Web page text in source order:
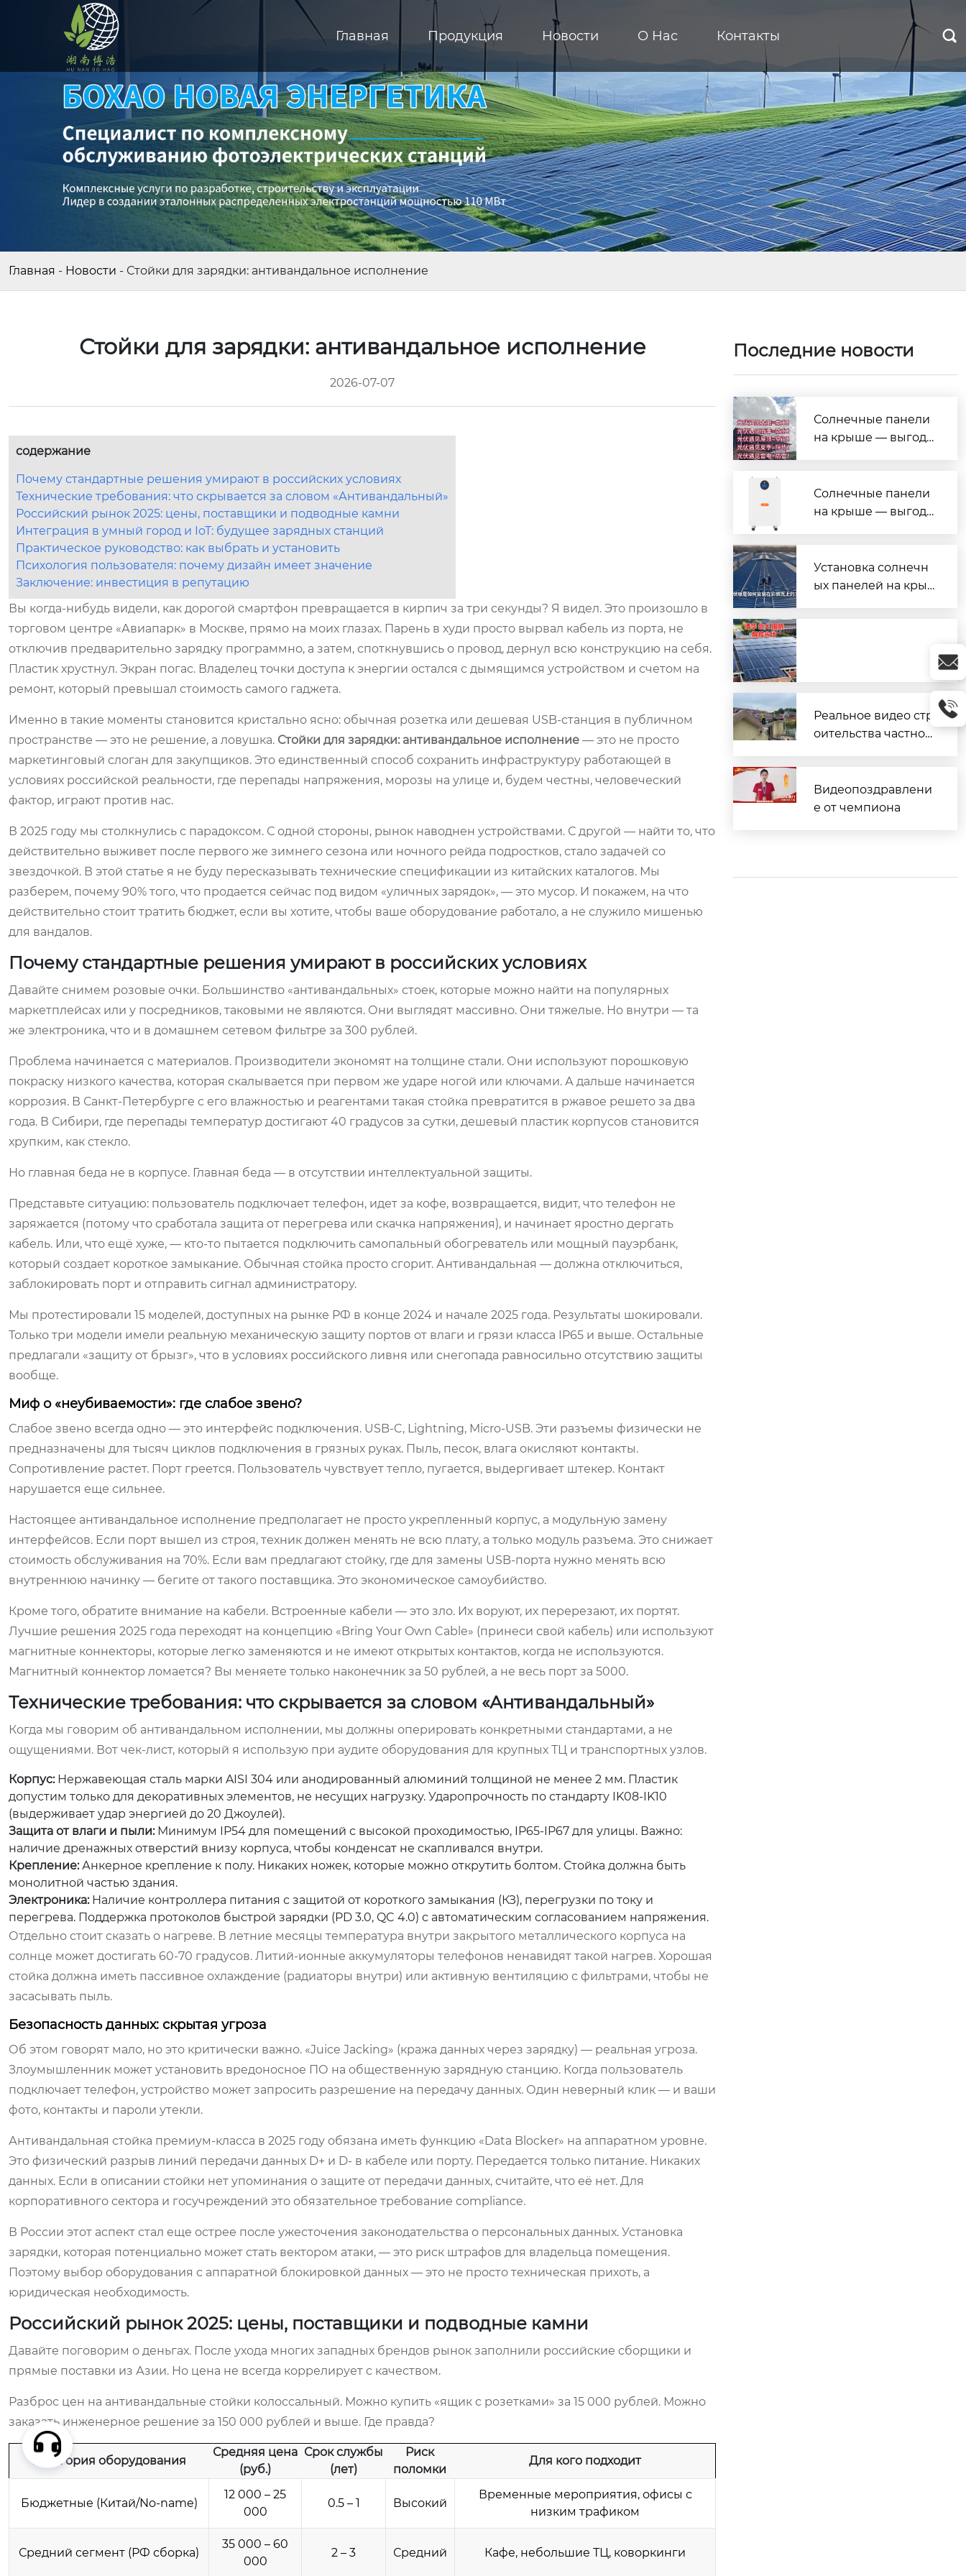
Главная Продукция Новости О Нас Контакты 
Главная - Новости - Стойки для зарядки: антивандальное исполнение
Стойки для зарядки: антивандальное исполнение
2026-07-07
содержание
Почему стандартные решения умирают в российских условиях
Технические требования: что скрывается за словом «Антивандальный»
Российский рынок 2025: цены, поставщики и подводные камни
Интеграция в умный город и IoT: будущее зарядных станций
Практическое руководство: как выбрать и установить
Психология пользователя: почему дизайн имеет значение
Заключение: инвестиция в репутацию
Вы когда-нибудь видели, как дорогой смартфон превращается в кирпич за три секунды? Я видел. Это произошло в
торговом центре «Авиапарк» в Москве, прямо на моих глазах. Парень в худи просто вырвал кабель из порта, не
отключив предварительно зарядку программно, а затем, споткнувшись о провод, дернул всю конструкцию на себя.
Пластик хрустнул. Экран погас. Владелец точки доступа к энергии остался с дымящимся устройством и счетом на
ремонт, который превышал стоимость самого гаджета.
Именно в такие моменты становится кристально ясно: обычная розетка или дешевая USB-станция в публичном
пространстве — это не решение, а ловушка. Стойки для зарядки: антивандальное исполнение — это не просто
маркетинговый слоган для закупщиков. Это единственный способ сохранить инфраструктуру работающей в
условиях российской реальности, где перепады напряжения, морозы на улице и, будем честны, человеческий
фактор, играют против нас.
В 2025 году мы столкнулись с парадоксом. С одной стороны, рынок наводнен устройствами. С другой — найти то, что
действительно выживет после первого же зимнего сезона или ночного рейда подростков, стало задачей со
звездочкой. В этой статье я не буду пересказывать технические спецификации из китайских каталогов. Мы
разберем, почему 90% того, что продается сейчас под видом «уличных зарядок», — это мусор. И покажем, на что
действительно стоит тратить бюджет, если вы хотите, чтобы ваше оборудование работало, а не служило мишенью
для вандалов.
Почему стандартные решения умирают в российских условиях
Давайте снимем розовые очки. Большинство «антивандальных» стоек, которые можно найти на популярных
маркетплейсах или у посредников, таковыми не являются. Они выглядят массивно. Они тяжелые. Но внутри — та
же электроника, что и в домашнем сетевом фильтре за 300 рублей.
Проблема начинается с материалов. Производители экономят на толщине стали. Они используют порошковую
покраску низкого качества, которая скалывается при первом же ударе ногой или ключами. А дальше начинается
коррозия. В Санкт-Петербурге с его влажностью и реагентами такая стойка превратится в ржавое решето за два
года. В Сибири, где перепады температур достигают 40 градусов за сутки, дешевый пластик корпусов становится
хрупким, как стекло.
Но главная беда не в корпусе. Главная беда — в отсутствии интеллектуальной защиты.
Представьте ситуацию: пользователь подключает телефон, идет за кофе, возвращается, видит, что телефон не
заряжается (потому что сработала защита от перегрева или скачка напряжения), и начинает яростно дергать
кабель. Или, что ещё хуже, — кто-то пытается подключить самопальный обогреватель или мощный пауэрбанк,
который создает короткое замыкание. Обычная стойка просто сгорит. Антивандальная — должна отключиться,
заблокировать порт и отправить сигнал администратору.
Мы протестировали 15 моделей, доступных на рынке РФ в конце 2024 и начале 2025 года. Результаты шокировали.
Только три модели имели реальную механическую защиту портов от влаги и грязи класса IP65 и выше. Остальные
предлагали «защиту от брызг», что в условиях российского ливня или снегопада равносильно отсутствию защиты
вообще.
Миф о «неубиваемости»: где слабое звено?
Слабое звено всегда одно — это интерфейс подключения. USB-C, Lightning, Micro-USB. Эти разъемы физически не
предназначены для тысяч циклов подключения в грязных руках. Пыль, песок, влага окисляют контакты.
Сопротивление растет. Порт греется. Пользователь чувствует тепло, пугается, выдергивает штекер. Контакт
нарушается еще сильнее.
Настоящее антивандальное исполнение предполагает не просто укрепленный корпус, а модульную замену
интерфейсов. Если порт вышел из строя, техник должен менять не всю плату, а только модуль разъема. Это снижает
стоимость обслуживания на 70%. Если вам предлагают стойку, где для замены USB-порта нужно менять всю
внутреннюю начинку — бегите от такого поставщика. Это экономическое самоубийство.
Кроме того, обратите внимание на кабели. Встроенные кабели — это зло. Их воруют, их перерезают, их портят.
Лучшие решения 2025 года переходят на концепцию «Bring Your Own Cable» (принеси свой кабель) или используют
магнитные коннекторы, которые легко заменяются и не имеют открытых контактов, когда не используются.
Магнитный коннектор ломается? Вы меняете только наконечник за 50 рублей, а не весь порт за 5000.
Технические требования: что скрывается за словом «Антивандальный»
Когда мы говорим об антивандальном исполнении, мы должны оперировать конкретными стандартами, а не
ощущениями. Вот чек-лист, который я использую при аудите оборудования для крупных ТЦ и транспортных узлов.
Корпус:Нержавеющая сталь марки AISI 304 или анодированный алюминий толщиной не менее 2 мм. Пластик
допустим только для декоративных элементов, не несущих нагрузку. Ударопрочность по стандарту IK08-IK10
(выдерживает удар энергией до 20 Джоулей).
Защита от влаги и пыли:Минимум IP54 для помещений с высокой проходимостью, IP65-IP67 для улицы. Важно:
наличие дренажных отверстий внизу корпуса, чтобы конденсат не скапливался внутри.
Крепление:Анкерное крепление к полу. Никаких ножек, которые можно открутить болтом. Стойка должна быть
монолитной частью здания.
Электроника:Наличие контроллера питания с защитой от короткого замыкания (КЗ), перегрузки по току и
перегрева. Поддержка протоколов быстрой зарядки (PD 3.0, QC 4.0) с автоматическим согласованием напряжения.
Отдельно стоит сказать о нагреве. В летние месяцы температура внутри закрытого металлического корпуса на
солнце может достигать 60-70 градусов. Литий-ионные аккумуляторы телефонов ненавидят такой нагрев. Хорошая
стойка должна иметь пассивное охлаждение (радиаторы внутри) или активную вентиляцию с фильтрами, чтобы не
засасывать пыль.
Безопасность данных: скрытая угроза
Об этом говорят мало, но это критически важно. «Juice Jacking» (кража данных через зарядку) — реальная угроза.
Злоумышленник может установить вредоносное ПО на общественную зарядную станцию. Когда пользователь
подключает телефон, устройство может запросить разрешение на передачу данных. Один неверный клик — и ваши
фото, контакты и пароли утекли.
Антивандальная стойка премиум-класса в 2025 году обязана иметь функцию «Data Blocker» на аппаратном уровне.
Это физический разрыв линий передачи данных D+ и D- в кабеле или порту. Передается только питание. Никаких
данных. Если в описании стойки нет упоминания о защите от передачи данных, считайте, что её нет. Для
корпоративного сектора и госучреждений это обязательное требование compliance.
В России этот аспект стал еще острее после ужесточения законодательства о персональных данных. Установка
зарядки, которая потенциально может стать вектором атаки, — это риск штрафов для владельца помещения.
Поэтому выбор оборудования с аппаратной блокировкой данных — это не просто техническая прихоть, а
юридическая необходимость.
Российский рынок 2025: цены, поставщики и подводные камни
Давайте поговорим о деньгах. После ухода многих западных брендов рынок заполнили российские сборщики и
прямые поставки из Азии. Но цена не всегда коррелирует с качеством.
Разброс цен на антивандальные стойки колоссальный. Можно купить «ящик с розетками» за 15 000 рублей. Можно
заказать инженерное решение за 150 000 рублей и выше. Где правда?
Категория оборудования
Средняя цена
(руб.)
Срок службы
(лет)
Риск
поломки
Для кого подходит
Бюджетные (Китай/No-name)
12 000 – 25
000
0.5 – 1 Высокий
Временные мероприятия, офисы с
низким трафиком
Средний сегмент (РФ сборка)
35 000 – 60
000
2 – 3 Средний Кафе, небольшие ТЦ, коворкинги
Последние новости
Солнечные панели
на крыше — выгода
Солнечные панели
на крыше — выгода
Установка солнечн
ых панелей на кры
Реальное видео стр
оительства частног
Видеопоздравлени
е от чемпиона